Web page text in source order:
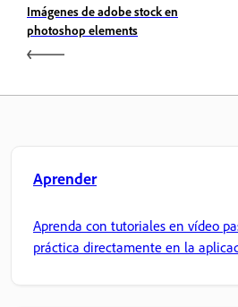
Imágenes de adobe stock en
photoshop elements
Aprender
Aprenda con tutoriales en vídeo
práctica directamente en la